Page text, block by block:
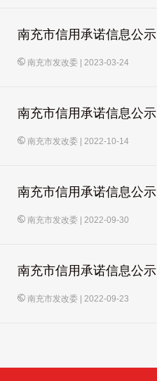
南充市信用承诺信息公示
南充市发改委 2023-03-24
南充市信用承诺信息公示
南充市发改委 2022-10-14
南充市信用承诺信息公示
南充市发改委 2022-09-30
南充市信用承诺信息公示
南充市发改委 2022-09-23